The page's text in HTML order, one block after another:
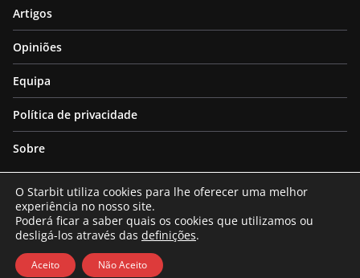
Artigos
Opiniões
Equipa
Política de privacidade
Sobre
Copyright © 2026Starbit. All rights reserved.
Theme:
ColorMagby ThemeGrill. Powered by
O Starbit utiliza cookies para lhe oferecer uma melhor
experiência no nosso site.
Poderá ficar a saber quais os cookies que utilizamos ou
desligá-los através das definições.
Aceito Não Aceito